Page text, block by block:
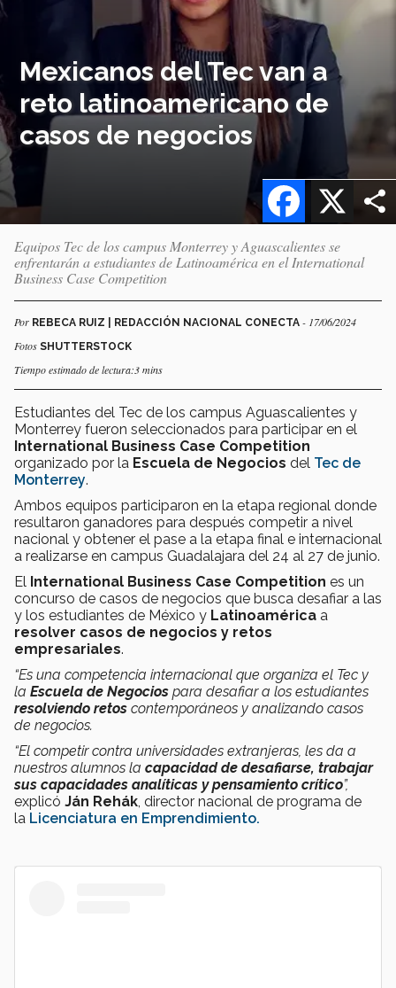
Mexicanos del Tec van a
reto latinoamericano de
casos de negocios
X
Facebook
Equipos Tec de los campus Monterrey y Aguascalientes se
enfrentarán a estudiantes de Latinoamérica en el International
Business Case Competition
Por REBECA RUIZ | REDACCIÓN NACIONAL CONECTA - 17/06/2024
Fotos SHUTTERSTOCK
Tiempo estimado de lectura:3 mins
Estudiantes del Tec de los campus Aguascalientes y
Monterrey fueron seleccionados para participar en el
International Business Case Competition
organizado por la Escuela de Negocios del Tec de
Monterrey.
Ambos equipos participaron en la etapa regional donde
resultaron ganadores para después competir a nivel
nacional y obtener el pase a la etapa final e internacional
a realizarse en campus Guadalajara del 24 al 27 de junio.
El International Business Case Competition es un
concurso de casos de negocios que busca desafiar a las
y los estudiantes de México y Latinoamérica a
resolver casos de negocios y retos
empresariales.
“Es una competencia internacional que organiza el Tec y
la Escuela de Negocios para desafiar a los estudiantes
resolviendo retos contemporáneos y analizando casos
de negocios.
“El competir contra universidades extranjeras, les da a
nuestros alumnos la capacidad de desafiarse, trabajar
sus capacidades analíticas y pensamiento crítico”,
explicó Ján Rehák , director nacional de programa de
la Licenciatura en Emprendimiento.